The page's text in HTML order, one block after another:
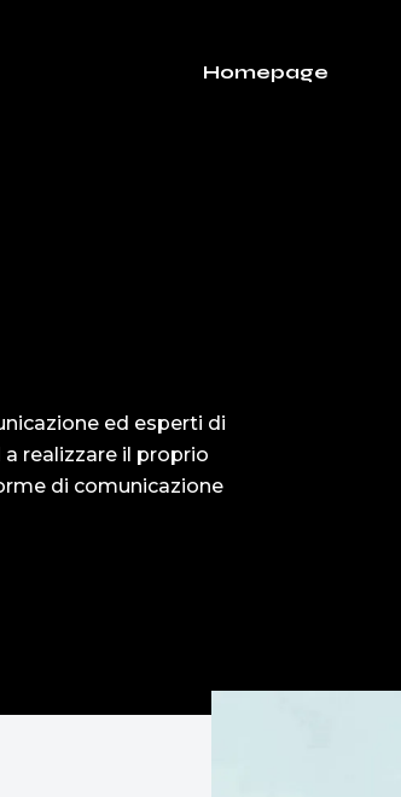
Homepage
ed esperti di
realizzare il proprio
di comunicazione